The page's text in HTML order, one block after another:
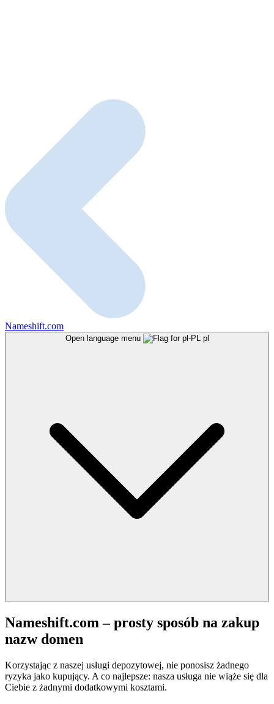
Nameshift.com
Open language menu pl
Nameshift.com – prosty sposób na zakup
nazw domen
Korzystając z naszej usługi depozytowej, nie ponosisz żadnego
ryzyka jako kupujący. A co najlepsze: nasza usługa nie wiąże się dla
Ciebie z żadnymi dodatkowymi kosztami.